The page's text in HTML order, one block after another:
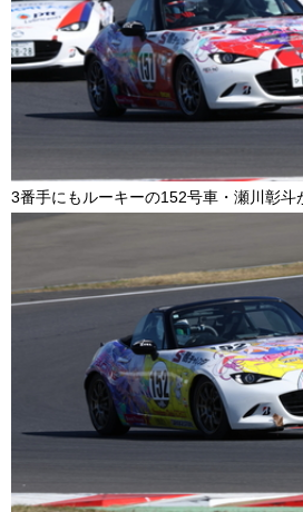
3番手にもルーキーの152号車・瀬川彰斗